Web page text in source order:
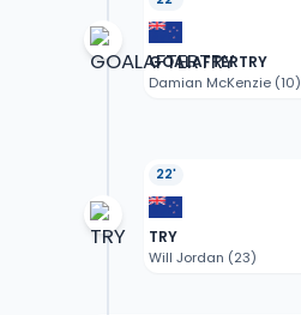
GOALAFTERTRY
Damian McKenzie (10)
22'
TRY
Will Jordan (23)